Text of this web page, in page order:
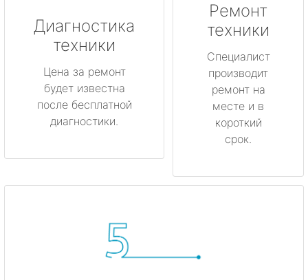
Диагностика
техники
Цена за ремонт
будет известна
после бесплатной
диагностики.
Ремонт
техники
Специалист
производит
ремонт на
месте и в
короткий
срок.